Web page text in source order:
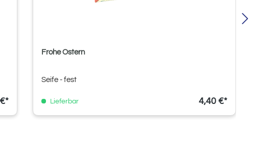
Frohe Ostern
Seife - fest
Lieferbar 4,40 €*